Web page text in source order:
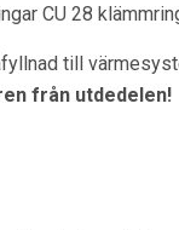
CU 28
till
från utdedelen!